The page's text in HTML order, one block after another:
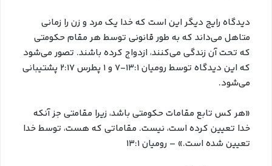
دیدگاه رایج دیگر این است که خدا یک مرد و زن را زمانی
متاهل می‌داند که به طور قانونی توسط هر مقام حکومتی
که تحت آن زندگی می‌کنند، ازدواج کرده باشند. تصور می‌شود
که این دیدگاه توسط رومیان ۱۳:۱-۷ و ۱ پطرس ۲:۱۷ پشتیبانی
می‌شود.
«هر کس تابع مقامات حکومتی باشد، زیرا مقامتی جز آنکه
خدا تعیین کرده است، نیست. مقاماتی که هست، توسط خدا
تعیین شده است.» – رومیان ۱۳:۱